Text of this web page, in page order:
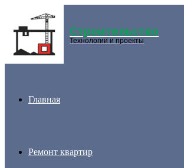
Menu Строительство
Технологии и проекты
Главная
Ремонт квартир